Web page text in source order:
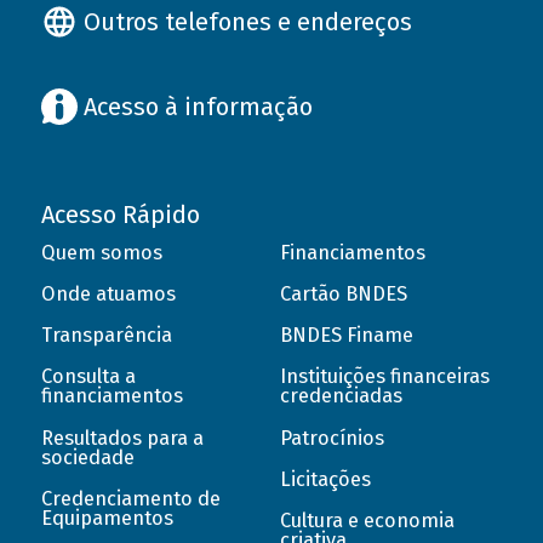
Outros telefones e endereços
Acesso à informação
Acesso Rápido
Quem somos
Onde atuamos
Transparência
Consulta a
financiamentos
Resultados para a
sociedade
Credenciamento de
Equipamentos
Financiamentos
Cartão BNDES
BNDES Finame
Instituições financeiras
credenciadas
Patrocínios
Licitações
Cultura e economia